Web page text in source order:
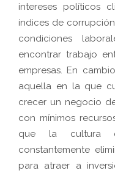
intereses políticos
índices de
condiciones
encontrar trabajo
empresas. En
aquella en la que
crecer un negocio
con mínimos
que la cultura
constantemente
para atraer a